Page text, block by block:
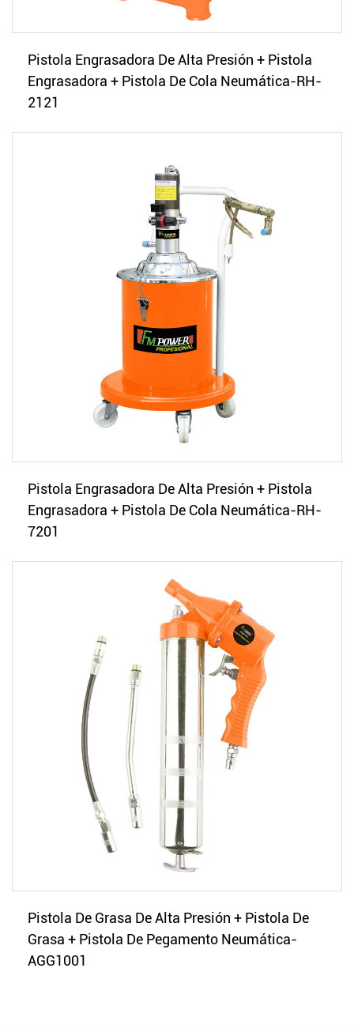
Pistola Engrasadora De Alta Presión + Pistola
Engrasadora + Pistola De Cola Neumática-RH-
2121
Pistola Engrasadora De Alta Presión + Pistola
Engrasadora + Pistola De Cola Neumática-RH-
7201
Pistola De Grasa De Alta Presión + Pistola De
Grasa + Pistola De Pegamento Neumática-
AGG1001